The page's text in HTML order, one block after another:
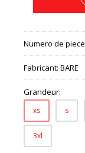
Numero de
Fabricant: BARE
Grandeur:
xs s
3xl